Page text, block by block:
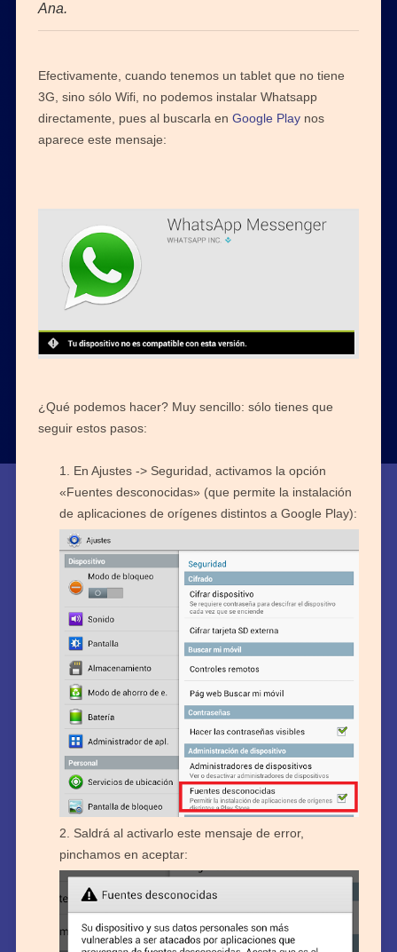
Ana.
Efectivamente, cuando tenemos un tablet que no tiene
3G, sino sólo Wifi, no podemos instalar Whatsapp
directamente, pues al buscarla en Google Playnos
aparece este mensaje:
¿Qué podemos hacer? Muy sencillo: sólo tienes que
seguir estos pasos:
En Ajustes -> Seguridad, activamos la opción
«Fuentes desconocidas» (que permite la instalación
de aplicaciones de orígenes distintos a Google Play):
Saldrá al activarlo este mensaje de error,
pinchamos en aceptar: